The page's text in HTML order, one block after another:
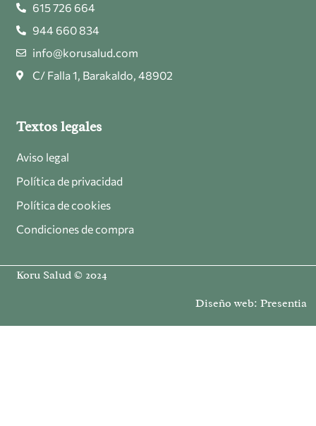
615 726 664
944 660 834
info@korusalud.com
C/ Falla 1, Barakaldo, 48902
Textos legales
Aviso legal
Política de privacidad
Política de cookies
Condiciones de compra
Koru Salud © 2024
Diseño web: Presentia